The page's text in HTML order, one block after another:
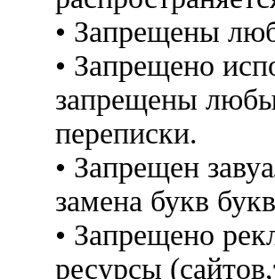
• Запрещены
• Запрещено
запрещены
переписки.
• Запрещен
замена букв
• Запрещено
ресурсы